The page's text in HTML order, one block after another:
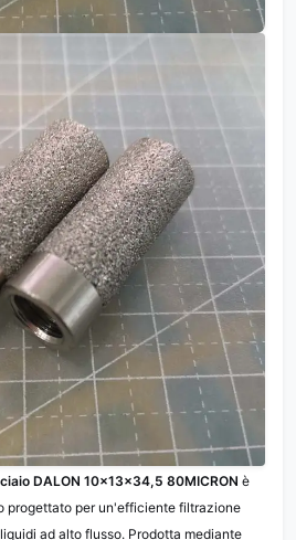
DALON 10×13×34,5 80MICRON è
progettato per un'efficiente filtrazione
ad alto flusso. Prodotta mediante